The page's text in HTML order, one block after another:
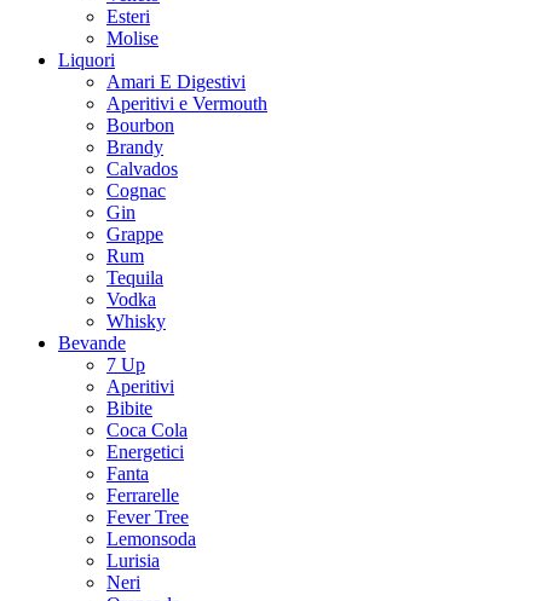
Esteri
Molise
Liquori
Amari E Digestivi
Aperitivi e Vermouth
Bourbon
Brandy
Calvados
Cognac
Gin
Grappe
Rum
Tequila
Vodka
Whisky
Bevande
7 Up
Aperitivi
Bibite
Coca Cola
Energetici
Fanta
Ferrarelle
Fever Tree
Lemonsoda
Lurisia
Neri